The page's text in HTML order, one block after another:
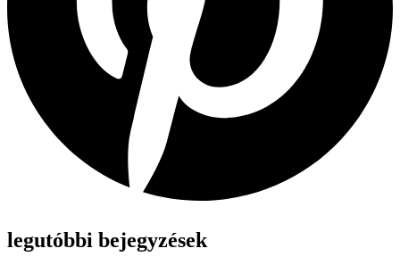
legutóbbi bejegyzések